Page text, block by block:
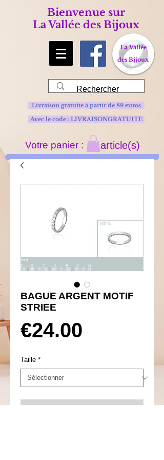
Bienvenue sur
La Vallée des Bijoux
La Vallée
des Bijoux
Avec le code : LIVRAISONGRATUITE
Livraison gratuite à partir de 89 euros
Votre panier : article(s)
BAGUE ARGENT MOTIF
STRIEE
€24.00
Taille *